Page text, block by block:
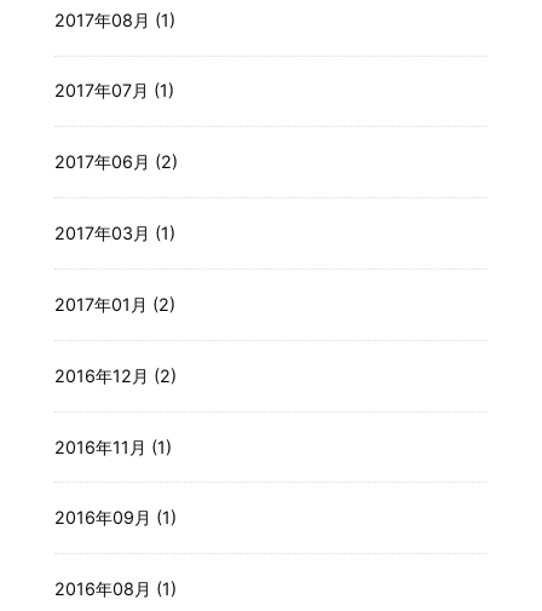
2017年08月 (1)
2017年07月 (1)
2017年06月 (2)
2017年03月 (1)
2017年01月 (2)
2016年12月 (2)
2016年11月 (1)
2016年09月 (1)
2016年08月 (1)